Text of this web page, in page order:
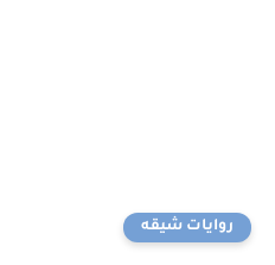
روايات شيقه